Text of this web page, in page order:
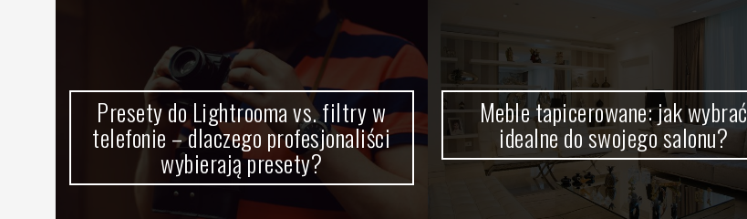
Presety do Lightrooma vs. filtry w
telefonie – dlaczego profesjonaliści
wybierają presety?
Meble tapicerowane: jak wybrać
idealne do swojego salonu?